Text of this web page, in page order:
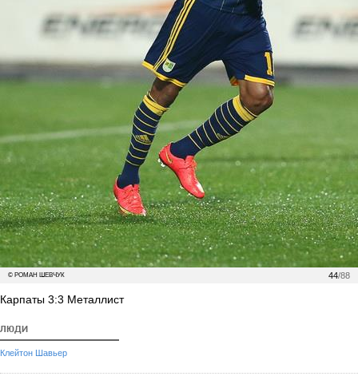
44/88
© РОМАН ШЕВЧУК
Карпаты 3:3 Металлист
ЛЮДИ
Клейтон Шавьер